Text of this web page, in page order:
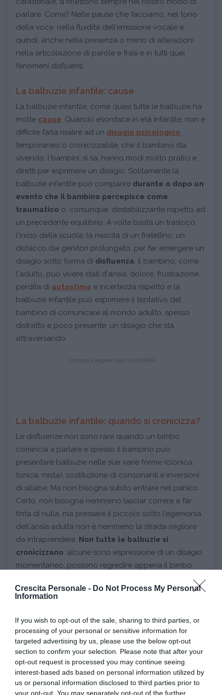
Crescita Personale - Do Not Process My Personal
Information
If you wish to opt-out of the sale, sharing to third parties, or
processing of your personal or sensitive information for
targeted advertising by us, please use the below opt-out
section to confirm your selection. Please note that after your
opt-out request is processed you may continue seeing
interest-based ads based on personal information utilized by
us or personal information disclosed to third parties prior to
your opt-out. You may separately opt-out of the further
parlare. Come? Nelle pause che facciamo, nel tono
della voce, nella fluidità dell'emissione vocale e,
quindi, anche nella presenza o meno di alterazioni
nella articolazione di parole e frasi e in tutti quei
fenomeni disfluenti.
La balbuzie infantile: cause
La balbuzie infantile, come quasi tutte le balbuzie ha
molte cause. Quando esordisce in età infantile, non è
difficile farla risalire ad un disagio psicologico,
temporaneo o cronicizzabile, che il bambino sta
vivendo. I bambini, si sa, hanno modi molto pratici e
diretti per esprimere un disagio. Solitamente la
balbuzie infantile può comparire durante o dopo un
evento che il bambino percepisce come
traumatico o, comunque, destabilizzante rispetto ad
un precedente equilibrio. A volte basta un trasloco,
l'inizio della scuola, la nascita di un fratellino, un
distacco dai genitori prolungato, per far emergere un
disagio sotto forma di disfluenza: il bambino, come
l'adulto, può vivere stati d'ansia, dolore, frustrazione,
perdita di autostima e incertezza rispetto e la
balbuzie infantile può esprimere il tentativo del
bambino di comunicare al mondo adulto, spesso
distratto e poco presente, un disagio che sta
attraversando.
La balbuzie infantile: quando si cronicizza?
Le disfluenze non sono rare quando un bimbo
comincia a parlare e spesso il bambino può
presentare balbuzie nelle sue varie forme (clonica,
tonica, mista), sostituzione di consonanti e inversioni
di sillabe. Ma non bisogna subito entrare nel panico.
Certo, non bisogna nemmeno lasciar correre e far
finta di nulla, ma pressare il piccolo sotto l'egemonia
dell'ansia adulta non è nemmeno la strada migliore
da intraprendere. Non tutte le balbuzie si
cronicizzano: alcune sono espressione di un disagio
momentaneo, possono regredire appena il bimbo
semplicemente migliorare parallelamente alle
acquisiscono.
I primi segni, invece, di una balbuzie infantile che
tende a cronicizzarsi esistono e, in questi, devono
porre attenzione i genitori. Quando si rendono conto
che ilbimbo irrigidisce la muscolatura, quando si